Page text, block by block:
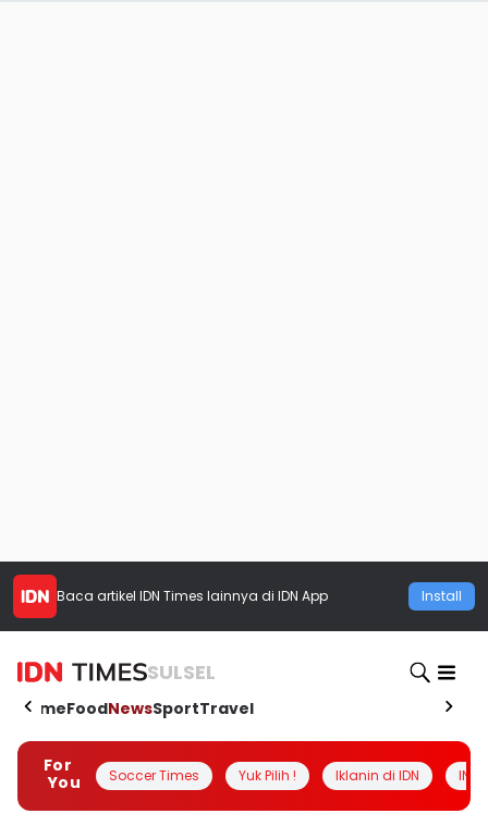
Baca artikel IDN Times lainnya di IDN App Install
SULSEL
HomeFoodNewsSportTravel
For
You
Soccer Times Yuk Pilih ! Iklanin di IDN